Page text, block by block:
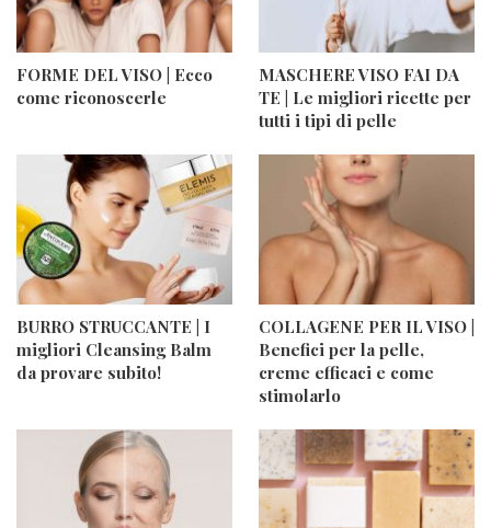
FORME DEL VISO | Ecco
come riconoscerle
MASCHERE VISO FAI DA
TE | Le migliori ricette per
tutti i tipi di pelle
BURRO STRUCCANTE | I
migliori Cleansing Balm
da provare subito!
COLLAGENE PER IL VISO |
Benefici per la pelle,
creme efficaci e come
stimolarlo